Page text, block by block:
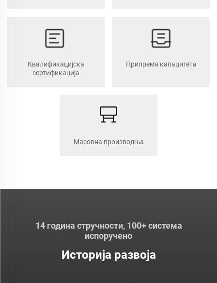
Квалификацијска
сертификација
Припрема капацитета
Масовна производња
14 година стручности, 100+ система
испоручено
Историја развоја